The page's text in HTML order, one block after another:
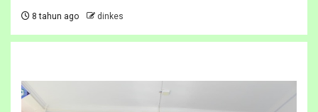
8 tahun ago dinkes